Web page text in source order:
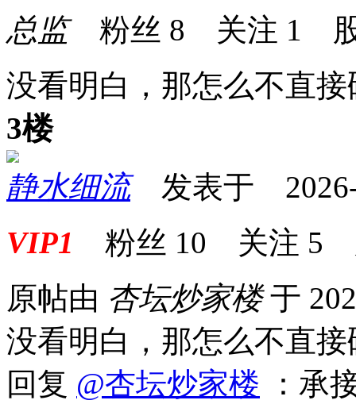
总监粉丝 8 关注 1
没看明白，那怎么不直
3楼
静水细流发表于 2026-
VIP1 粉丝 10 关注 5
原帖由 杏坛炒家楼于
没看明白，那怎么不直
回复 @杏坛炒家楼 ：承